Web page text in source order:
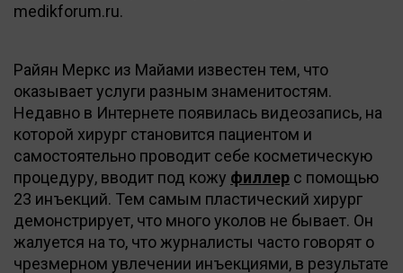
medikforum.ru.
Райян Меркс из Майами известен тем, что
оказывает услуги разным знаменитостям.
Недавно в Интернете появилась видеозапись, на
которой хирург становится пациентом и
самостоятельно проводит себе косметическую
процедуру, вводит под кожу филлер с помощью
23 инъекций. Тем самым пластический хирург
демонстрирует, что много уколов не бывает. Он
жалуется на то, что журналисты часто говорят о
чрезмерном увлечении инъекциями, в результате